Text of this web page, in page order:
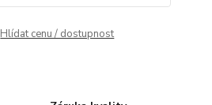
Hlídat cenu / dostupnost